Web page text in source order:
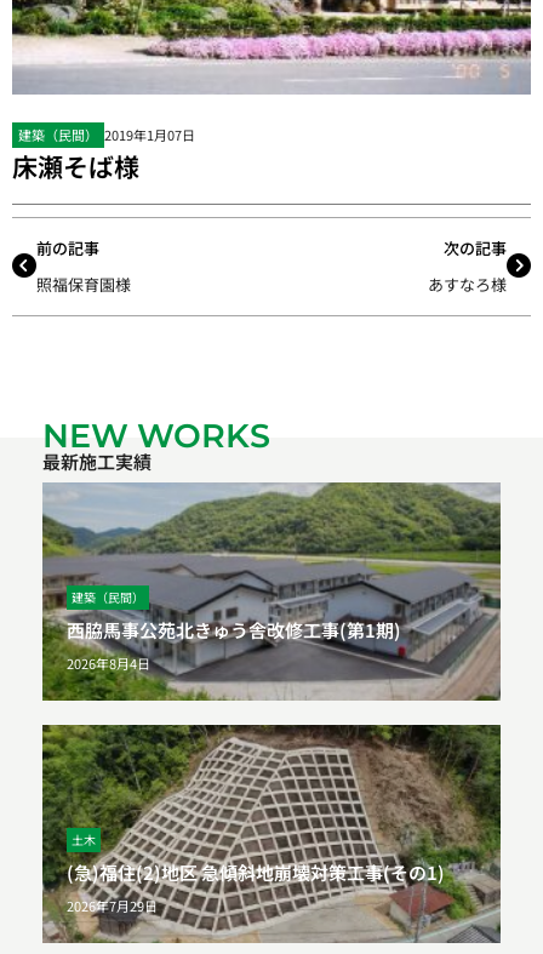
建築（民間） 2019年1月07日
床瀬そば様
前の記事
照福保育園様
次の記事
あすなろ様
NEW WORKS
最新施工実績
建築（民間）
西脇馬事公苑北きゅう舎改修工事(第1期)
2026年8月4日
土木
(急)福住(2)地区 急傾斜地崩壊対策工事(その1)
2026年7月29日